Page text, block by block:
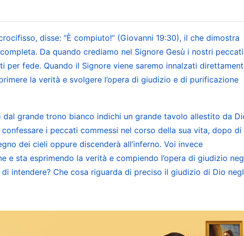
quale sarà la fine dell’uomo. Perché si afferma che il
al grande trono bianco degli ultimi giorni? Non lo
fase? Non è proprio per rendere manifesto come ogni
ciascuno, durante l’opera di conquista del castigo e del
meglio dire che questo è mostrare come finirà ogni
uomini e poi rivelarne le varie classi, e così decidere se
segue quella di ricompensa dei buoni e di punizione
ossia quelli che sono conquistati
della diffusione dell’opera all’intero universo; coloro
i malfattori saranno raggruppati con i cattivi
i giusti saranno raggruppati con i buoni per ricevere la
disse: “È compiuto!” (Giovanni 19:30), il che dimostra
Da quando crediamo nel Signore Gesù i nostri peccati
fede. Quando il Signore viene saremo innalzati
la verità e svolgere l’opera di giudizio e di purificazione
grande trono bianco indichi un grande tavolo allestito da
i peccati commessi nel corso della sua vita, dopo di
dei cieli oppure discenderà all’inferno. Voi invece
e sta esprimendo la verità e compiendo l’opera di giudizio
intendere? Che cosa riguarda di preciso il giudizio di Dio